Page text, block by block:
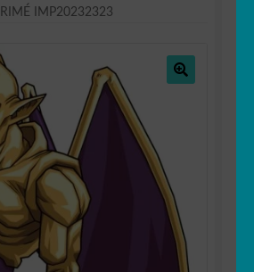
Enfants
MENU
ENFANT
MENU
ENFANT
IMP20232323